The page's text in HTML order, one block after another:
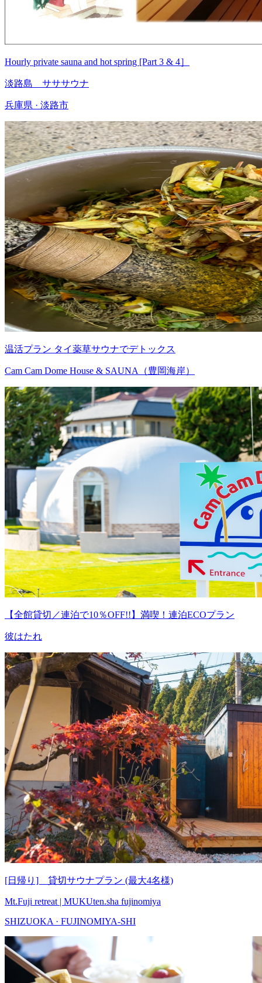
Hourly private sauna and hot spring [Part 3 & 4］
淡路島 サササウナ
兵庫県 · 淡路市
温活プラン タイ薬草サウナでデトックス
Cam Cam Dome House & SAUNA（豊岡海岸）
【全館貸切／連泊で10％OFF!!】満喫！連泊ECOプラン
彼はたれ
[日帰り] 貸切サウナプラン (最大4名様)
Mt.Fuji retreat | MUKUten.sha fujinomiya
SHIZUOKA · FUJINOMIYA-SHI